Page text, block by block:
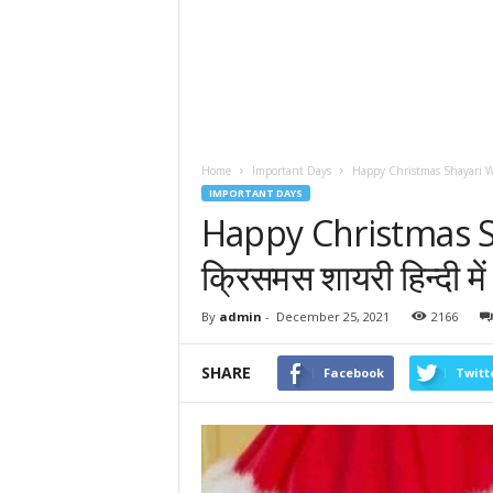
Home Important Days Happy Christmas Shayari
IMPORTANT DAYS
Happy Christmas
क्रिसमस शायरी हिन्दी में
By admin - December 25, 2021 2166
SHARE Facebook